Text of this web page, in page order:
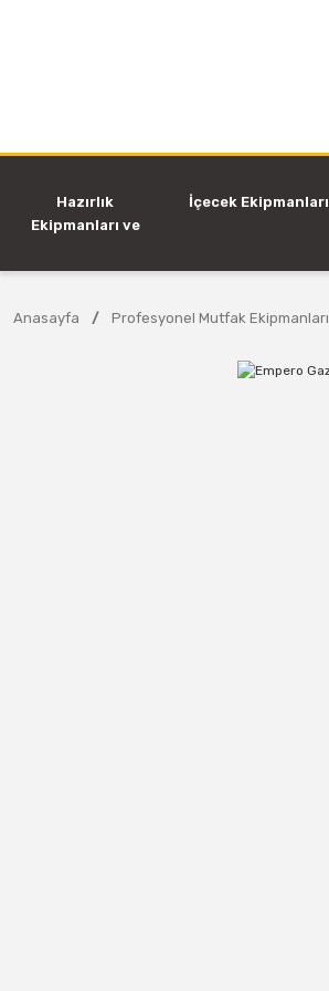
Hazırlık
Ekipmanları ve
İçecek Ekipmanları
Anasayfa Profesyonel Mutfak Ekipmanları